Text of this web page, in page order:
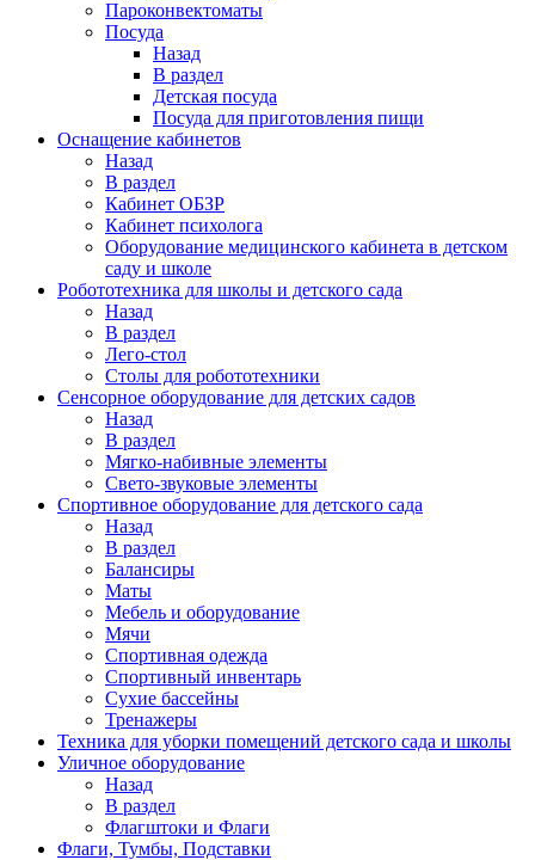
Пароконвектоматы
Посуда
Назад
В раздел
Детская посуда
Посуда для приготовления пищи
Оснащение кабинетов
Назад
В раздел
Кабинет ОБЗР
Кабинет психолога
Оборудование медицинского кабинета в детском
саду и школе
Робототехника для школы и детского сада
Назад
В раздел
Лего-стол
Столы для робототехники
Сенсорное оборудование для детских садов
Назад
В раздел
Мягко-набивные элементы
Свето-звуковые элементы
Спортивное оборудование для детского сада
Назад
В раздел
Балансиры
Маты
Мебель и оборудование
Мячи
Спортивная одежда
Спортивный инвентарь
Сухие бассейны
Тренажеры
Техника для уборки помещений детского сада и школы
Уличное оборудование
Назад
В раздел
Флагштоки и Флаги
Флаги, Тумбы, Подставки